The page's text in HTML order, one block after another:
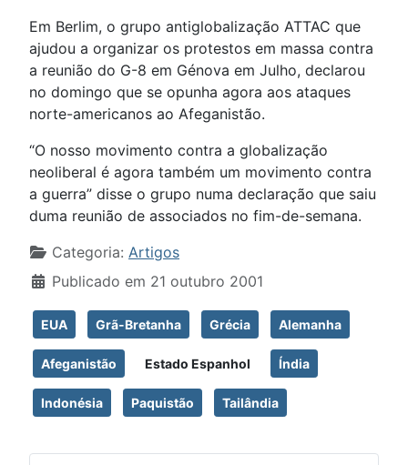
Em Berlim, o grupo antiglobalização ATTAC que
ajudou a organizar os protestos em massa contra
a reunião do G-8 em Génova em Julho, declarou
no domingo que se opunha agora aos ataques
norte-americanos ao Afeganistão.
“O nosso movimento contra a globalização
neoliberal é agora também um movimento contra
a guerra” disse o grupo numa declaração que saiu
duma reunião de associados no fim-de-semana.
Detalhes
Categoria: Artigos
Publicado em 21 outubro 2001
EUA Grã-Bretanha Grécia Alemanha
Afeganistão Estado Espanhol Índia
Indonésia Paquistão Tailândia